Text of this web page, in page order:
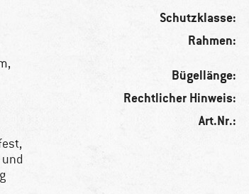
Schutzklasse:
Rahmen:
Bügellänge:
Rechtlicher Hinweis:
Art.Nr.: